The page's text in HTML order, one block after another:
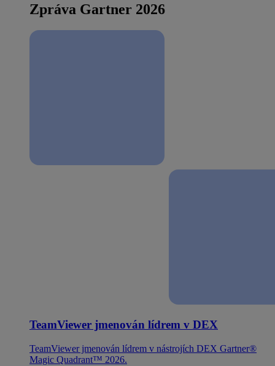
Zpráva Gartner 2026
TeamViewer jmenován lídrem v DEX
TeamViewer jmenován lídrem v nástrojích DEX Gartner®
Magic Quadrant™ 2026.